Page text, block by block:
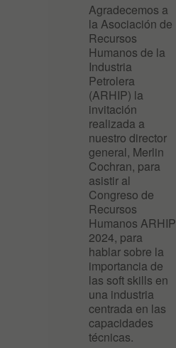
Agradecemos a
la Asociación de
Recursos
Humanos de la
Industria
Petrolera
(ARHIP) la
invitación
realizada a
nuestro director
general, Merlin
Cochran, para
asistir al
Congreso de
Recursos
Humanos ARHIP
2024, para
hablar sobre la
importancia de
las soft skills en
una industria
centrada en las
capacidades
técnicas.